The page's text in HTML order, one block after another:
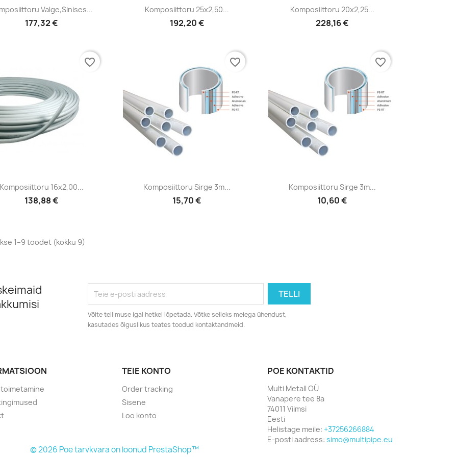
Kiirvaade
Valge,sinises...
177,32 €
Kiirvaade
Komposiittoru 25x2,50...
192,20 €
Kiirvaade
Komposiittoru 20x2,25...
228,16 €
Kiirvaade16x2,00...
138,88 €
favorite_border
Kiirvaade
Komposiittoru Sirge 3m...
15,70 €
favorite_border
Kiirvaade
Komposiittoru Sirge 3m...
10,60 €
favorite_border
1–9 toodet (kokku 9)
Võite tellimuse igal hetkel lõpetada. Võtke selleks meiega ühendust,
kasutades õiguslikus teates toodud kontaktandmeid.
TEIE KONTO
Order tracking
Sisene
Loo konto
POE KONTAKTID
Multi Metall OÜ
Vanapere tee 8a
74011 Viimsi
Eesti
Helistage meile: +37256266884
E-posti aadress: simo@multipipe.eu
© 2026 Poe tarvkvara on loonud PrestaShop™